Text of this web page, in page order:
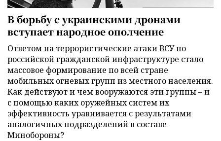
В борьбу с украинскими дронами
вступает народное ополчение
Ответом на террористические атаки ВСУ по
российской гражданской инфраструктуре стало
массовое формирование по всей стране
мобильных огневых групп из местного населения.
Как действуют и чем вооружаются эти группы – и
с помощью каких оружейных систем их
эффективность уравнивается с результатами
аналогичных подразделений в составе
Минобороны?